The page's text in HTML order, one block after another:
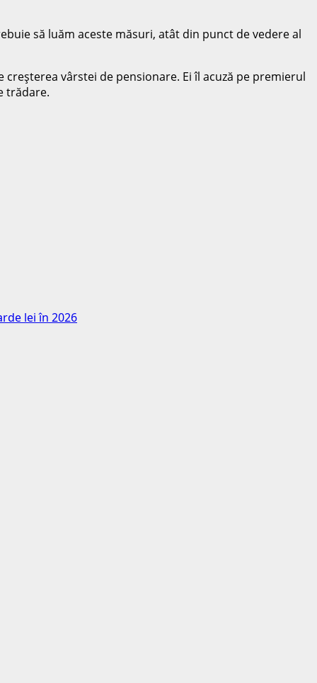
să luăm aceste măsuri, atât din punct de vedere al
vârstei de pensionare. Ei îl acuză pe premierul
trădare.
lei în 2026